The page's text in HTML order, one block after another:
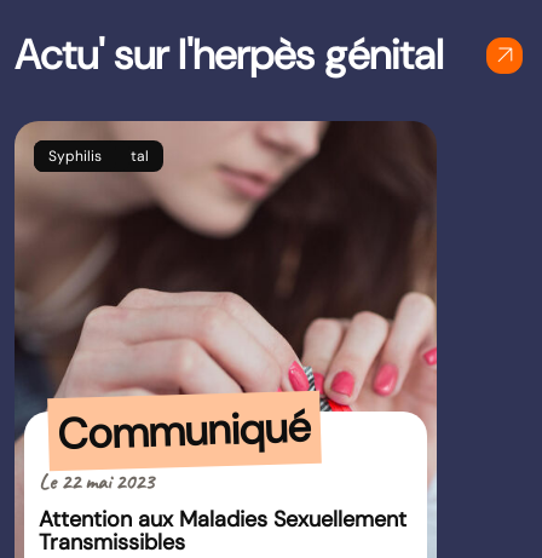
Actu' sur l'herpès génital arrow_outward
Herpès génital
VIH / Sida
Syphilis
Communiqué
Le 22 mai 2023
Attention aux Maladies Sexuellement
Transmissibles